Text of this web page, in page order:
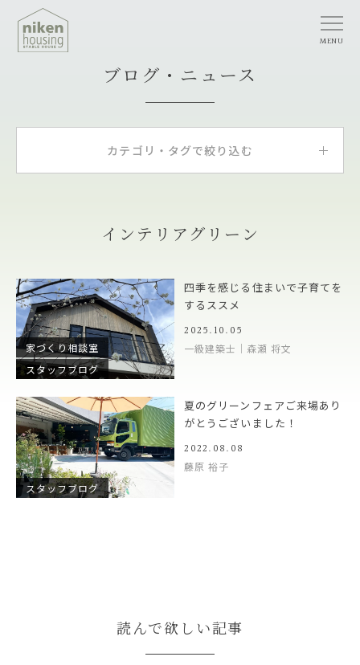
MENU
ブログ・ニュース
カテゴリ・タグで絞り込む
インテリアグリーン
家づくり相談室
スタッフブログ
四季を感じる住まいで子育てを
するススメ
2025.10.05
一級建築士｜森瀬 将文
スタッフブログ
夏のグリーンフェアご来場あり
がとうございました！
2022.08.08
藤原 裕子
読んで欲しい記事